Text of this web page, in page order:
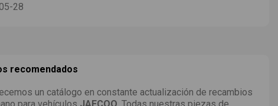
28
recomendados
un catálogo en constante actualización de recambios